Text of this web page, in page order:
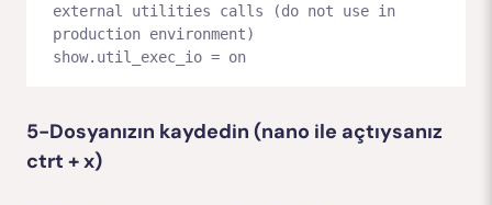
external utilities calls (do not use in
production environment)
show.util_exec_io = on
5-Dosyanızın kaydedin (nano ile açtıysanız
ctrt + x)